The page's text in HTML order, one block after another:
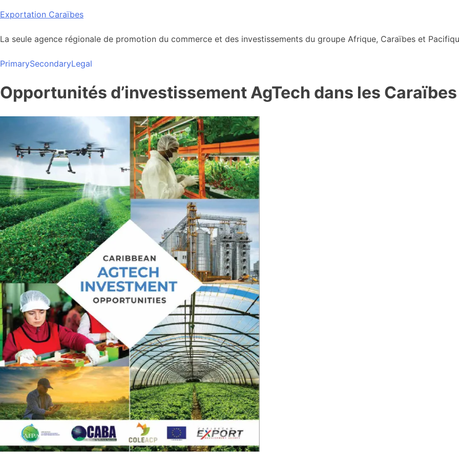
Skip
content
Exportation Caraïbes
La seule agence régionale de promotion du commerce et des investissements du groupe Afrique, Caraïbes et
PrimarySecondaryLegal
Opportunités d’investissement AgTech dans les Caraïbes